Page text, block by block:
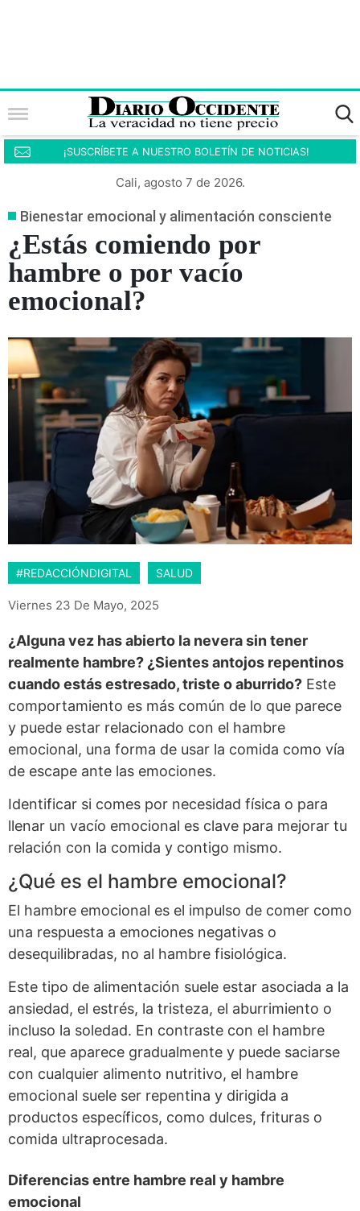
¡SUSCRÍBETE A NUESTRO BOLETÍN DE NOTICIAS!
Cali, agosto 7 de 2026.
Bienestar emocional y alimentación consciente
¿Estás comiendo por
hambre o por vacío
emocional?
#REDACCIÓNDIGITAL SALUD
Viernes 23 De Mayo, 2025
¿Alguna vez has abierto la nevera sin tener
realmente hambre? ¿Sientes antojos repentinos
cuando estás estresado, triste o aburrido? Este
comportamiento es más común de lo que parece
y puede estar relacionado con el hambre
emocional, una forma de usar la comida como vía
de escape ante las emociones.
Identificar si comes por necesidad física o para
llenar un vacío emocional es clave para mejorar tu
relación con la comida y contigo mismo.
¿Qué es el hambre emocional?
El hambre emocional es el impulso de comer como
una respuesta a emociones negativas o
desequilibradas, no al hambre fisiológica.
Este tipo de alimentación suele estar asociada a la
ansiedad, el estrés, la tristeza, el aburrimiento o
incluso la soledad. En contraste con el hambre
real, que aparece gradualmente y puede saciarse
con cualquier alimento nutritivo, el hambre
emocional suele ser repentina y dirigida a
productos específicos, como dulces, frituras o
comida ultraprocesada.
Diferencias entre hambre real y hambre
emocional